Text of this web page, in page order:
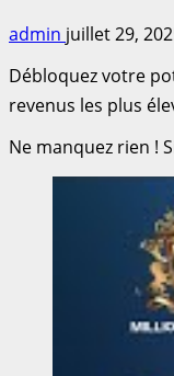
admin juillet 29,
Débloquez votre
revenus les plus
Ne manquez rien !